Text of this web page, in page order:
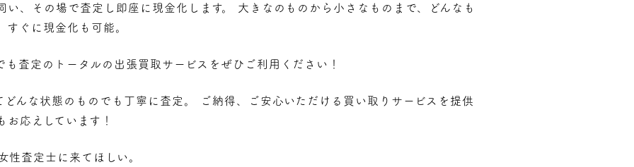
い、その場で査定し即座に現金化します。 大きなのものから小さなものまで、どんなも
ぐに現金化も可能。
査定のトータルの出張買取サービスをぜひご利用ください！
どんな状態のものでも丁寧に査定。 ご納得、ご安心いただける買い取りサービスを提供
お応えしています！
性査定士に来てほしい。